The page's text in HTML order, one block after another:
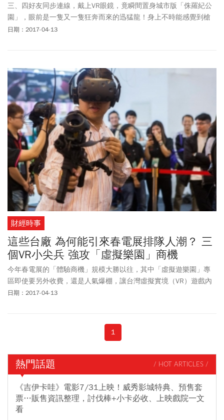
三、四好友同步連線，戴上VR眼鏡，竟瞬間置身城市版「侏羅紀公
園」，眼前是一隻又一隻狂奔而來的迅猛龍！身上不時能感覺到槍
擊捲起的氣流感。
日期：2017-04-13
財經時事
這些台廠 為何能引來春電展排隊人潮？ 三
個VR小尖兵 強攻「虛擬樂園」商機
今年春電展的「體驗商機」規模大勝以往，其中「虛擬遊樂園」專
區即使要另外收費，還是人氣爆棚，讓台灣虛擬實境（VR）遊戲內
容商、軟硬體廠商看見商機，信心滿滿地準備迎接VR新紀元。
日期：2017-04-13
1
熱門話題 / HOT ARTICLES /
《吉伊卡哇》電影7/31上映！威秀影城特典、預售套
票…販售資訊整理，討伐棒+小卡必收、上映戲院一文
看